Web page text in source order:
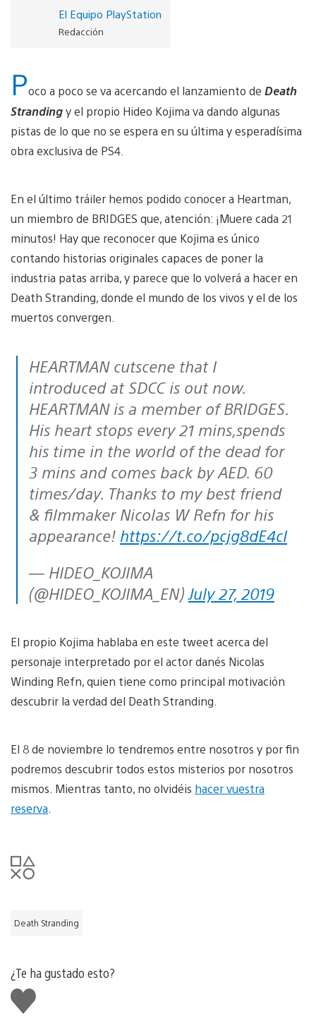
El Equipo PlayStation
Redacción
Poco a poco se va acercando el lanzamiento de Death
Strandingy el propio Hideo Kojima va dando algunas
pistas de lo que no se espera en su última y esperadísima
obra exclusiva de PS4.
En el último tráiler hemos podido conocer a Heartman,
un miembro de BRIDGES que, atención: ¡Muere cada 21
minutos! Hay que reconocer que Kojima es único
contando historias originales capaces de poner la
industria patas arriba, y parece que lo volverá a hacer en
Death Stranding, donde el mundo de los vivos y el de los
muertos convergen.
HEARTMAN cutscene that I
introduced at SDCC is out now.
HEARTMAN is a member of BRIDGES.
His heart stops every 21 mins,spends
his time in the world of the dead for
3 mins and comes back by AED. 60
times/day. Thanks to my best friend
& filmmaker Nicolas W Refn for his
appearance! https://t.co/pcjg8dE4cI
— HIDEO_KOJIMA
(@HIDEO_KOJIMA_EN) July 27, 2019
El propio Kojima hablaba en este tweet acerca del
personaje interpretado por el actor danés Nicolas
Winding Refn, quien tiene como principal motivación
descubrir la verdad del Death Stranding.
El 8 de noviembre lo tendremos entre nosotros y por fin
podremos descubrir todos estos misterios por nosotros
mismos. Mientras tanto, no olvidéis hacer vuestra
reserva
Death Stranding
¿Te ha gustado esto?
Me
gusta
esto